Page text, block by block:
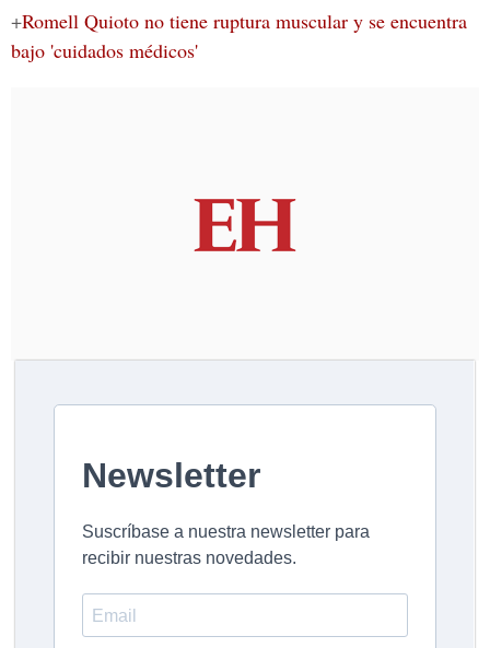
+Romell Quioto no tiene ruptura muscular y se encuentra
bajo 'cuidados médicos'